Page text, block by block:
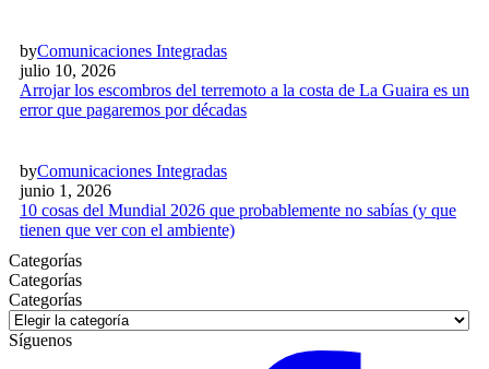
byComunicaciones Integradas
julio 10, 2026
Arrojar los escombros del terremoto a la costa de La Guaira es un
error que pagaremos por décadas
byComunicaciones Integradas
junio 1, 2026
10 cosas del Mundial 2026 que probablemente no sabías (y que
tienen que ver con el ambiente)
Categorías
Categorías
Categorías
Síguenos